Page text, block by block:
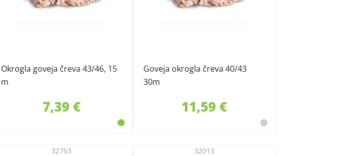
Okrogla goveja čreva 43/46, 15
m
7,39 €
Goveja okrogla čreva 40/43
30m
11,59 €
32763 32013